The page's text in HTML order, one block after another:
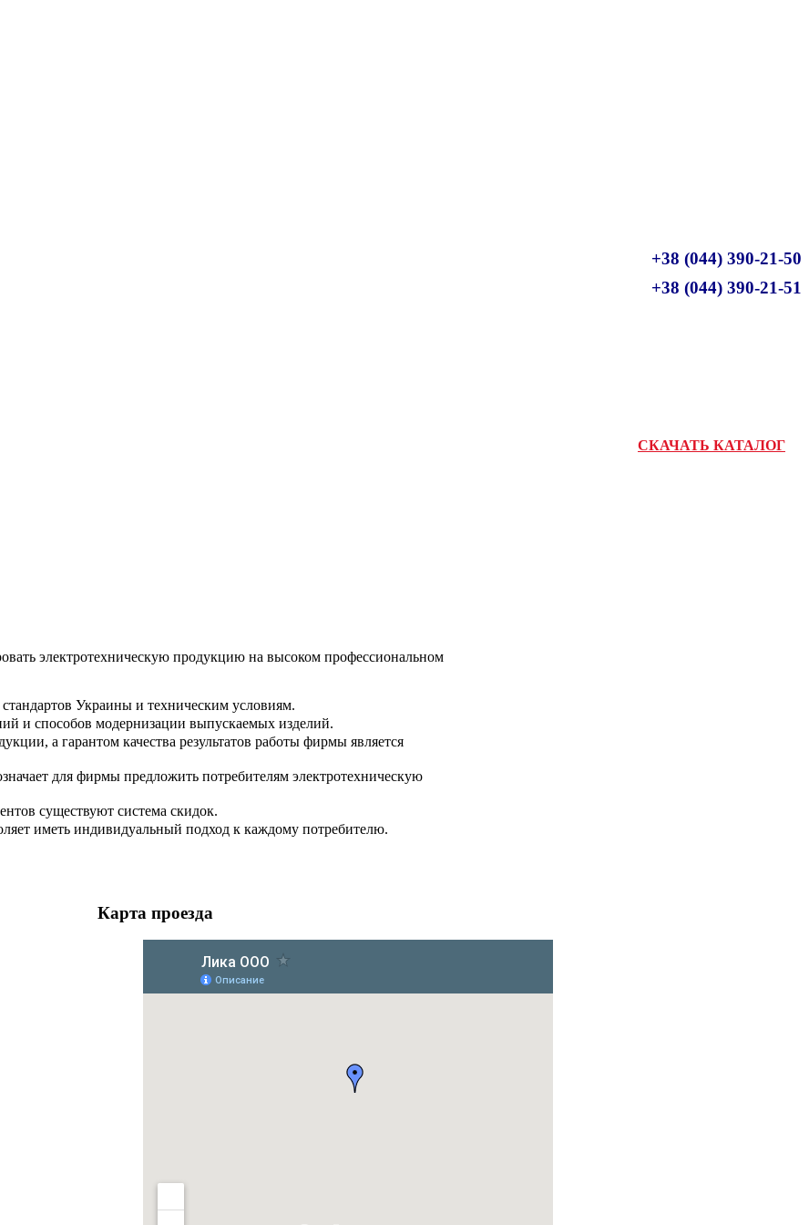
+38 (044) 390-21-50
+38 (044) 390-21-51
СКАЧАТЬ КАТАЛОГ
электротехническую продукцию на высоком профессиональном
Украины и техническим условиям.
и способов модернизации выпускаемых изделий.
а гарантом качества результатов работы фирмы является
для фирмы предложить потребителям электротехническую
существуют система скидок.
иметь индивидуальный подход к каждому потребителю.
Карта проезда